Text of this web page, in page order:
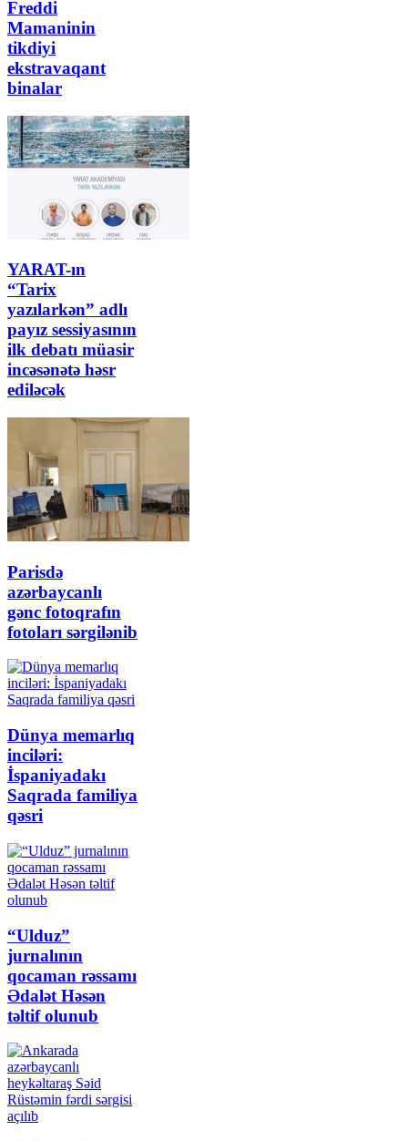
Freddi
Mamaninin
tikdiyi
ekstravaqant
binalar
YARAT-ın
“Tarix
yazılarkən” adlı
payız sessiyasının
ilk debatı müasir
incəsənətə həsr
ediləcək
Parisdə
azərbaycanlı
gənc fotoqrafın
fotoları sərgilənib
Dünya memarlıq
inciləri:
İspaniyadakı
Saqrada familiya
qəsri
“Ulduz”
jurnalının
qocaman rəssamı
Ədalət Həsən
təltif olunub